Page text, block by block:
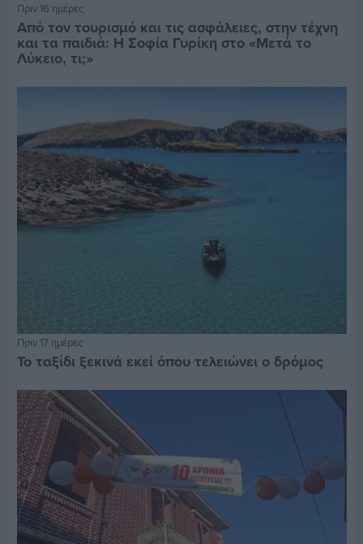
Πριν 16 ημέρες
Από τον τουρισμό και τις ασφάλειες, στην τέχνη
και τα παιδιά: Η Σοφία Γυρίκη στο «Μετά το
Λύκειο, τι;»
Πριν 17 ημέρες
Το ταξίδι ξεκινά εκεί όπου τελειώνει ο δρόμος